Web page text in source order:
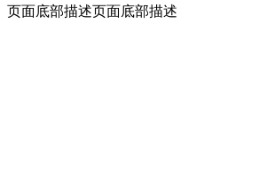
页面底部描述页面底部描述